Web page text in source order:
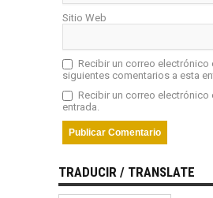
Sitio Web
Recibir un correo electrónico
siguientes comentarios a esta
Recibir un correo electrónico
entrada.
TRADUCIR / TRANSLATE